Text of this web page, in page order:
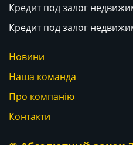
Кредит под залог
Кредит под залог
Новини
Наша команда
Про компанію
Контакти